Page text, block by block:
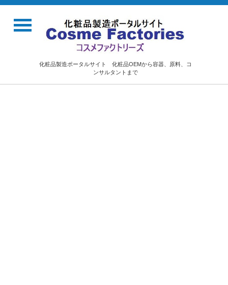
化粧品製造ポータルサイト 化粧品OEMから容器、原料、コ
ンサルタントまで